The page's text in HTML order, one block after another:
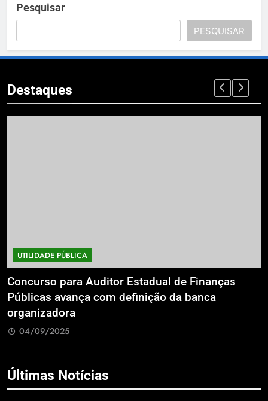
Pesquisar
PESQUISAR
Destaques
UTILIDADE PÚBLICA
Concurso para Auditor Estadual de Finanças
Públicas avança com definição da banca
organizadora
04/09/2025
Últimas Notícias